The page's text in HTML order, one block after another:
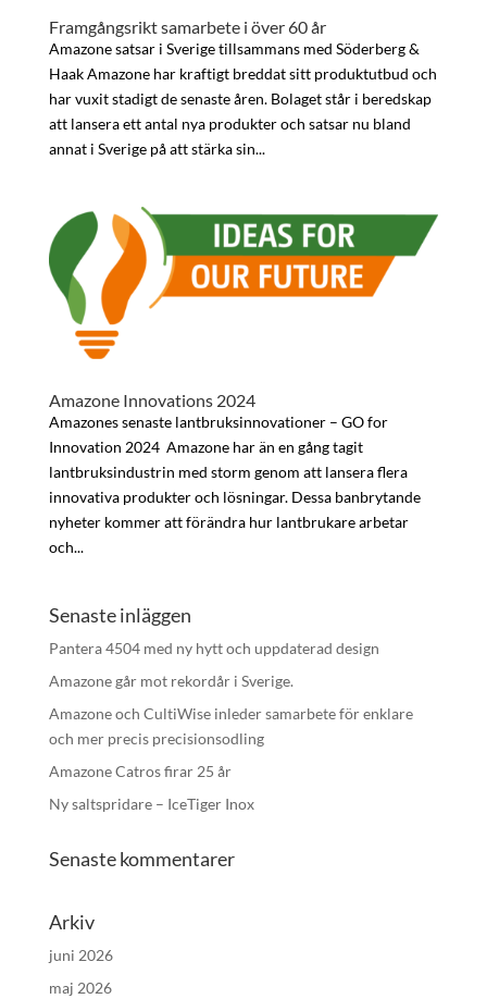
Framgångsrikt samarbete i över 60 år
Amazone satsar i Sverige tillsammans med Söderberg &
Haak Amazone har kraftigt breddat sitt produktutbud och
har vuxit stadigt de senaste åren. Bolaget står i beredskap
att lansera ett antal nya produkter och satsar nu bland
annat i Sverige på att stärka sin...
Amazone Innovations 2024
Amazones senaste lantbruksinnovationer – GO for
Innovation 2024 Amazone har än en gång tagit
lantbruksindustrin med storm genom att lansera flera
innovativa produkter och lösningar. Dessa banbrytande
nyheter kommer att förändra hur lantbrukare arbetar
och...
Senaste inläggen
Pantera 4504 med ny hytt och uppdaterad design
Amazone går mot rekordår i Sverige.
Amazone och CultiWise inleder samarbete för enklare
och mer precis precisionsodling
Amazone Catros firar 25 år
Ny saltspridare – IceTiger Inox
Senaste kommentarer
Arkiv
juni 2026
maj 2026